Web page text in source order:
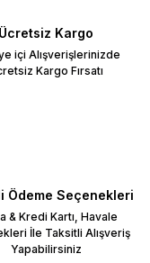
Ücretsiz Kargo
içi Alışverişlerinizde
Kargo Fırsatı
Ödeme Seçenekleri
& Kredi Kartı, Havale
İle Taksitli Alışveriş
Yapabilirsiniz